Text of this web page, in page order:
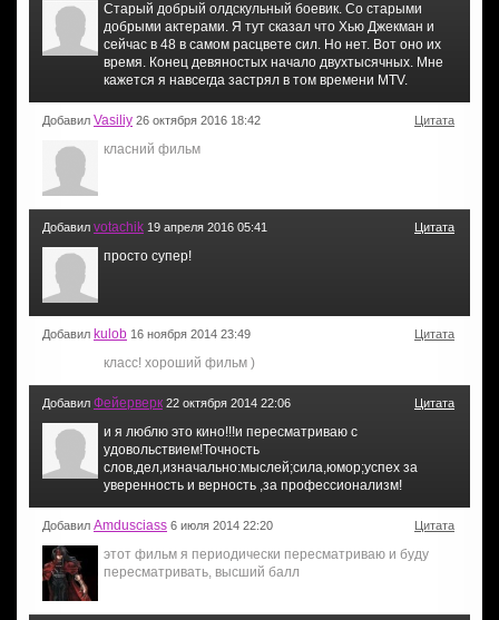
Старый добрый олдскульный боевик. Со старыми
добрыми актерами. Я тут сказал что Хью Джекман и
сейчас в 48 в самом расцвете сил. Но нет. Вот оно их
время. Конец девяностых начало двухтысячных. Мне
кажется я навсегда застрял в том времени MTV.
Добавил Vasiliy 26 октября 2016 18:42 Цитата
класний фильм
Добавил votachik 19 апреля 2016 05:41 Цитата
просто супер!
Добавил kulob 16 ноября 2014 23:49 Цитата
класс! хороший фильм )
Добавил Фейерверк 22 октября 2014 22:06 Цитата
и я люблю это кино!!!и пересматриваю с
удовольствием!Точность
слов,дел,изначально:мыслей;сила,юмор;успех за
уверенность и верность ,за профессионализм!
Добавил Amdusciass 6 июля 2014 22:20 Цитата
этот фильм я периодически пересматриваю и буду
пересматривать, высший балл